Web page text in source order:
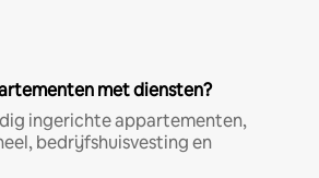
met diensten?
ingerichte appartementen,
bedrijfshuisvesting en